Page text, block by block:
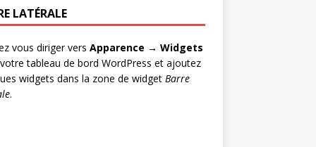
LATÉRALE
vous diriger vers Apparence → Widgets
tableau de bord WordPress et ajoutez
widgets dans la zone de widget Barre
.